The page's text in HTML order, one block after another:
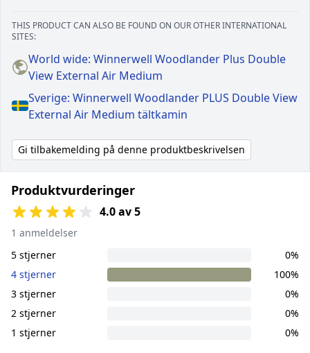
THIS PRODUCT CAN ALSO BE FOUND ON OUR OTHER INTERNATIONAL
SITES:
World wide: Winnerwell Woodlander Plus Double
View External Air Medium
Sverige: Winnerwell Woodlander PLUS Double View
External Air Medium tältkamin
Gi tilbakemelding på denne produktbeskrivelsen
Produktvurderinger
4.0 av 5
1 anmeldelser
5 stjerner
0%
4 stjerner
100%
3 stjerner
0%
2 stjerner
0%
1 stjerner
0%